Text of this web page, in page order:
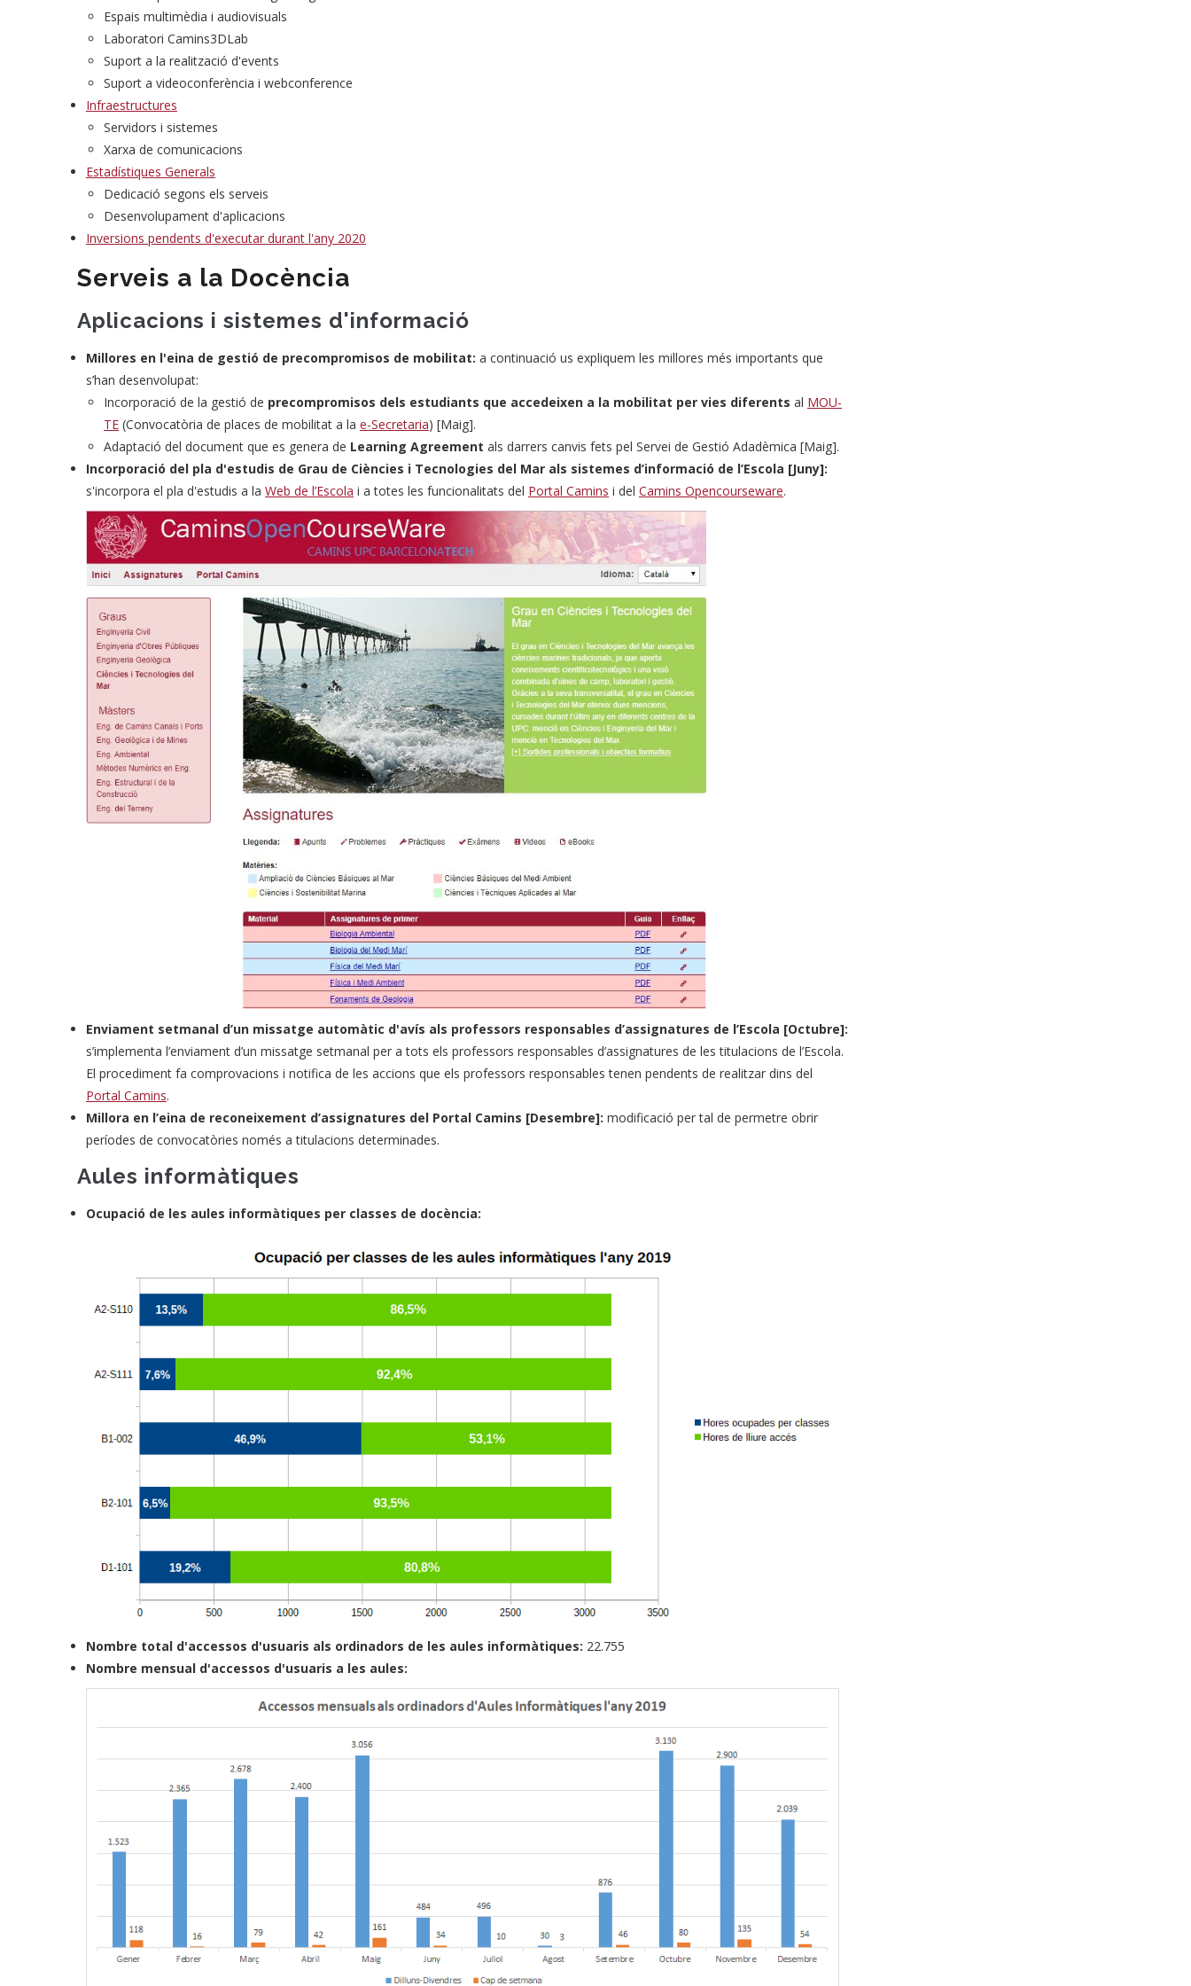
Espais multimèdia i audiovisuals
Laboratori Camins3DLab
Suport a la realització d'events
Suport a videoconferència i webconference
Infraestructures
Servidors i sistemes
Xarxa de comunicacions
Estadístiques Generals
Dedicació segons els serveis
Desenvolupament d'aplicacions
Inversions pendents d'executar durant l'any 2020
Serveis a la Docència
Aplicacions i sistemes d'informació
Millores en l'eina de gestió de precompromisos de mobilitat: a continuació us expliquem les millores més importants que
s’han desenvolupat:
Incorporació de la gestió de precompromisos dels estudiants que accedeixen a la mobilitat per vies diferents al MOU-
TE (Convocatòria de places de mobilitat a la e-Secretaria) [Maig].
Adaptació del document que es genera de Learning Agreement als darrers canvis fets pel Servei de Gestió Adadèmica [Maig].
Incorporació del pla d'estudis de Grau de Ciències i Tecnologies del Mar als sistemes d’informació de l’Escola [Juny]:
s'incorpora el pla d'estudis a la Web de l’Escola i a totes les funcionalitats del Portal Camins i del Camins Opencourseware.
Enviament setmanal d’un missatge automàtic d'avís als professors responsables d’assignatures de l’Escola [Octubre]:
s’implementa l’enviament d’un missatge setmanal per a tots els professors responsables d’assignatures de les titulacions de l’Escola.
El procediment fa comprovacions i notifica de les accions que els professors responsables tenen pendents de realitzar dins del
Portal Camins.
Millora en l’eina de reconeixement d’assignatures del Portal Camins [Desembre]: modificació per tal de permetre obrir
períodes de convocatòries només a titulacions determinades.
Aules informàtiques
Ocupació de les aules informàtiques per classes de docència:
Nombre total d'accessos d'usuaris als ordinadors de les aules informàtiques: 22.755
Nombre mensual d'accessos d'usuaris a les aules: